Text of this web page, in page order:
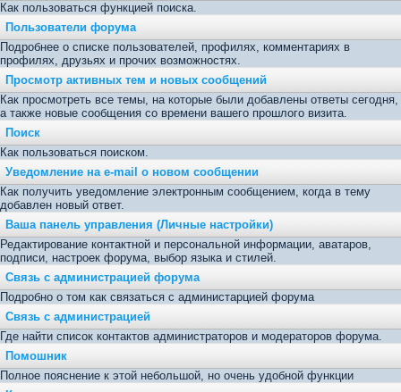
Как пользоваться функцией поиска.
Пользователи форума
Подробнее о списке пользователей, профилях, комментариях в
профилях, друзьях и прочих возможностях.
Просмотр активных тем и новых сообщений
Как просмотреть все темы, на которые были добавлены ответы сегодня,
а также новые сообщения со времени вашего прошлого визита.
Поиск
Как пользоваться поиском.
Уведомление на е-mail о новом сообщении
Как получить уведомление электронным сообщением, когда в тему
добавлен новый ответ.
Ваша панель управления (Личные настройки)
Редактирование контактной и персональной информации, аватаров,
подписи, настроек форума, выбор языка и стилей.
Связь с администрацией форума
Подробно о том как связаться с администарцией форума
Связь с администрацией
Где найти список контактов администраторов и модераторов форума.
Помошник
Полное пояснение к этой небольшой, но очень удобной функции